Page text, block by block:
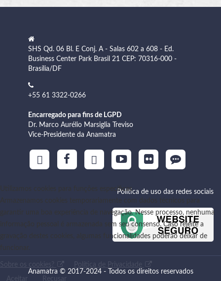
SHS Qd. 06 Bl. E Conj. A - Salas 602 a 608 - Ed.
Business Center Park Brasil 21 CEP: 70316-000 -
Brasília/DF
+55 61 3322-0266
Encarregado para fins de LGPD
Dr. Marco Aurélio Marsiglia Treviso
Vice-Presidente da Anamatra
Política de uso das redes sociais
Anamatra © 2017-2024 - Todos os direitos reservados
Utilizamos cookies para funções específicas
Armazenamos cookies temporariamente com dados técnicos para
garantir uma boa experiência de navegação. Nesse processo, nenhuma
informação pessoal é armazenada sem seu consenso. Caso rejeite a
gravação destes cookies, algumas funcionalidades poderão deixar de
funcionar.
Sobre os cookies? Política de Privacidade
Aceitar Recusar